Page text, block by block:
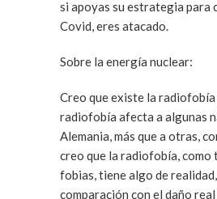
si apoyas su estrategia para
Covid, eres atacado.
Sobre la energía nuclear:
Creo que existe la radiofobía
radiofobía afecta a algunas
Alemania, más que a otras,
creo que la radiofobía, como
fobias, tiene algo de
comparación con el daño real